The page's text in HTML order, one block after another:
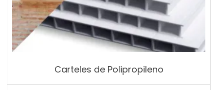
Carteles de Polipropileno